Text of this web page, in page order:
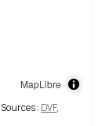
MapLibre
Sources : DVF,